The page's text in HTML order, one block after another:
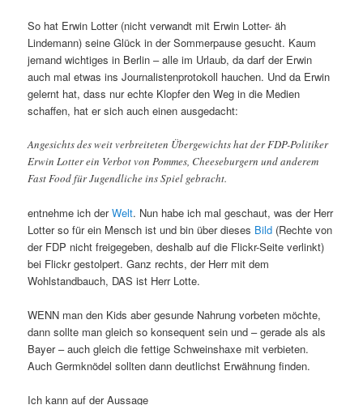
So hat Erwin Lotter (nicht verwandt mit Erwin Lotter- äh
Lindemann) seine Glück in der Sommerpause gesucht. Kaum
jemand wichtiges in Berlin – alle im Urlaub, da darf der Erwin
auch mal etwas ins Journalistenprotokoll hauchen. Und da Erwin
gelernt hat, dass nur echte Klopfer den Weg in die Medien
schaffen, hat er sich auch einen ausgedacht:
Angesichts des weit verbreiteten Übergewichts hat der FDP-Politiker
Erwin Lotter ein Verbot von Pommes, Cheeseburgern und anderem
Fast Food für Jugendliche ins Spiel gebracht.
entnehme ich derWelt. Nun habe ich mal geschaut, was der Herr
Lotter so für ein Mensch ist und bin über dieses Bild (Rechte von
der FDP nicht freigegeben, deshalb auf die Flickr-Seite verlinkt)
bei Flickr gestolpert. Ganz rechts, der Herr mit dem
Wohlstandbauch, DAS ist Herr Lotte.
WENN man den Kids aber gesunde Nahrung vorbeten möchte,
dann sollte man gleich so konsequent sein und – gerade als als
Bayer – auch gleich die fettige Schweinshaxe mit verbieten.
Auch Germknödel sollten dann deutlichst Erwähnung finden.
Ich kann auf der Aussage